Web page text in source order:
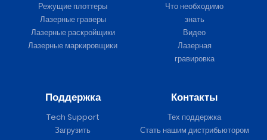
Режущие плоттеры
Лазерные граверы
Лазерные раскройщики
Лазерные маркировщики
Что необходимо
знать
Видео
Лазерная
гравировка
Поддержка
Tech Support
Загрузить
Контакты
Тех поддержка
Стать нашим дистрибьютором